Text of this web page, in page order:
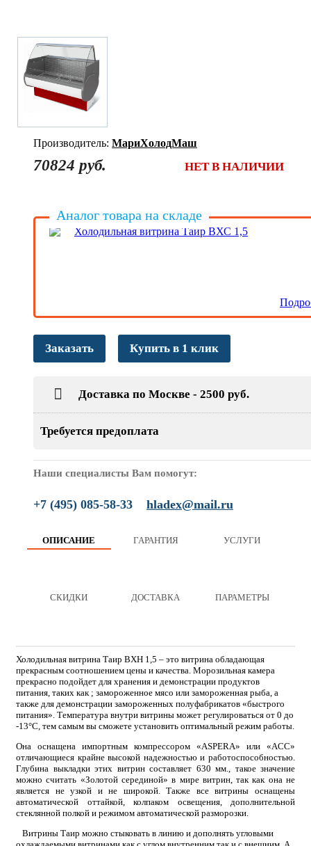
Производитель: МариХолодМаш
70824 руб. НЕТ В НАЛИЧИИ
Аналог товара на складе
Холодильная витрина Таир ВХС 1,5
Заказать Купить в 1 клик
Доставка по Москве - 2500 руб.
Требуется предоплата
Наши специалисты Вам помогут:
+7 (495) 085-58-33 hladex@mail.ru
ОПИСАНИЕ ГАРАНТИЯ УСЛУГИ
СКИДКИ ДОСТАВКА ПАРАМЕТРЫ
Холодильная витрина Таир ВХН 1,5 – это витрина обладающая
прекрасным соотношением цены и качества. Морозильная камера
прекрасно подойдет для хранения и демонстрации продуктов
питания, таких как ; замороженное мясо или замороженная рыба, а
также для демонстрации замороженных полуфабрикатов «быстрого
питания». Температура внутри витрины может регулироваться от 0 до
-13°С, тем самым вы сможете установить оптимальный режим работы.
Она оснащена импортным компрессором «ASPERA» или «ACC»
отличающиеся крайне высокой надежностью и работоспособностью.
Глубина выкладки этих витрин составляет 630 мм., такое значение
можно считать «Золотой серединой» в мире витрин, так как она не
является не узкой и не широкой. Также все витрины оснащены
автоматической оттайкой, колпаком освещения, дополнительной
стеклянной полкой и режимом автоматической разморозки.
Витрины Таир можно стыковать в линию и дополнять угловыми